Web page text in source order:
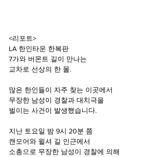
<리포트>
LA 한인타운 한복판
7가와 버몬트 길이 만나는
교차로 선상의 한 몰.
많은 한인들이 자주 찾는 이곳에서
무장한 남성이 경찰과 대치극을
벌이는 사건이 발생했습니다.
지난 토요일 밤 9시 20분 쯤
캔모어와 윌셔 길 인근에서
소총으로 무장한 남성이 경찰에 의해